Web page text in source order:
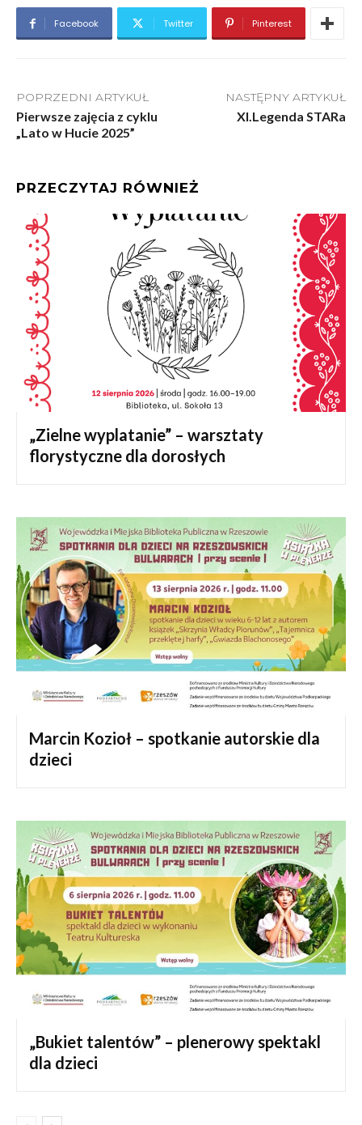
Facebook Twitter Pinterest
POPRZEDNI ARTYKUŁ
Pierwsze zajęcia z cyklu
„Lato w Hucie 2025”
NASTĘPNY ARTYKUŁ
XI.Legenda STARa
PRZECZYTAJ RÓWNIEŻ
„Zielne wyplatanie” – warsztaty
florystyczne dla dorosłych
Marcin Kozioł – spotkanie autorskie dla
dzieci
„Bukiet talentów” – plenerowy spektakl
dla dzieci